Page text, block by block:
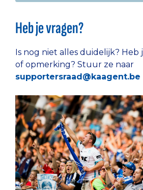
Heb je vragen?
Is nog niet alles duidelijk? Heb
of opmerking? Stuur ze naar
supportersraad@kaagent.be